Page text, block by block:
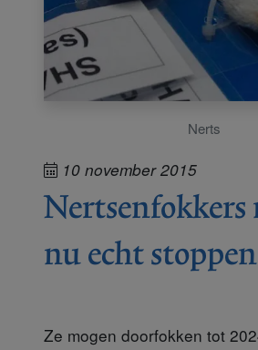
Nerts
10 november 2015
Nertsenfokkers
nu echt stoppen
Ze mogen doorfokken tot